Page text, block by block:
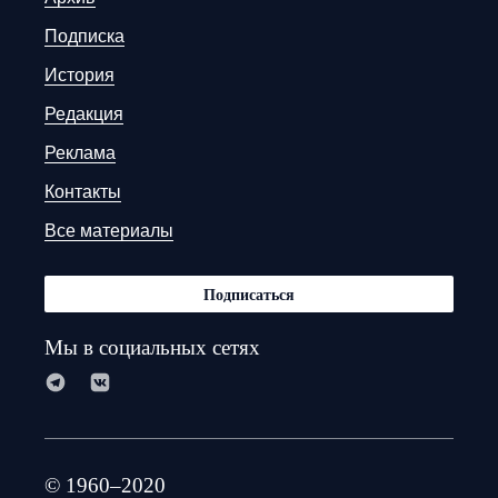
Подписка
История
Редакция
Реклама
Контакты
Все материалы
Подписаться
Мы в социальных сетях
© 1960–2020